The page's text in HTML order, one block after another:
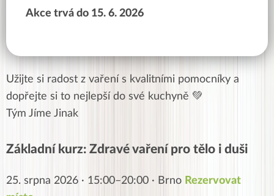
Akce trvá do 15. 6. 2026
Užijte si radost z vaření s kvalitními pomocníky a
dopřejte si to nejlepší do své kuchyně 💚
Tým Jíme Jinak
Základní kurz: Zdravé vaření pro tělo i duši
25. srpna 2026 · 15:00–20:00 · Brno Rezervovat